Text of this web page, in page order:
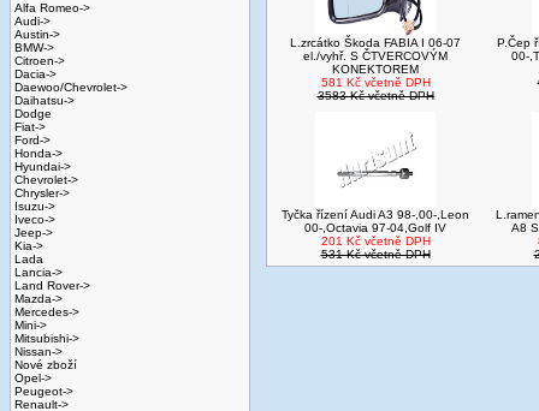
Alfa Romeo->
Audi->
Austin->
BMW->
Citroen->
Dacia->
Daewoo/Chevrolet->
Daihatsu->
Dodge
Fiat->
Ford->
Honda->
Hyundai->
Chevrolet->
Chrysler->
Isuzu->
Iveco->
Jeep->
Kia->
Lada
Lancia->
Land Rover->
Mazda->
Mercedes->
Mini->
Mitsubishi->
Nissan->
Nové zboží
Opel->
Peugeot->
Renault->
L.zrcátko Škoda FABIA I 06-07
el./vyhř. S ČTVERCOVÝM
KONEKTOREM
581 Kč včetně DPH
3583 Kč včetně DPH
P.Čep
00-
Tyčka řízení Audi A3 98-,00-,Leon
00-,Octavia 97-04,Golf IV
201 Kč včetně DPH
531 Kč včetně DPH
A8